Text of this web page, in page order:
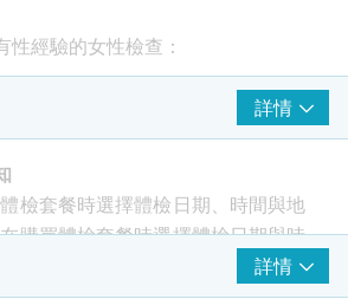
臟
聲波（經陰道）
性經驗的女性檢查：
；
聲波（經陰道）。
詳情
檢套餐時選擇體檢日期、時間與地
購買體檢套餐時選擇體檢日期與時
瑞慈體檢進行預約（聯絡電話：
詳情